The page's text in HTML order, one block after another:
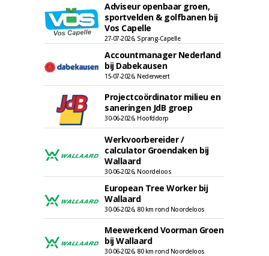
Adviseur openbaar groen,
sportvelden & golfbanen bij
Vos Capelle
27-07-2026, Sprang-Capelle
Accountmanager Nederland
bij Dabekausen
15-07-2026, Nederweert
Projectcoördinator milieu en
saneringen JdB groep
30-06-2026, Hoofddorp
Werkvoorbereider /
calculator Groendaken bij
Wallaard
30-06-2026, Noordeloos
European Tree Worker bij
Wallaard
30-06-2026, 80 km rond Noordeloos
Meewerkend Voorman Groen
bij Wallaard
30-06-2026, 80 km rond Noordeloos